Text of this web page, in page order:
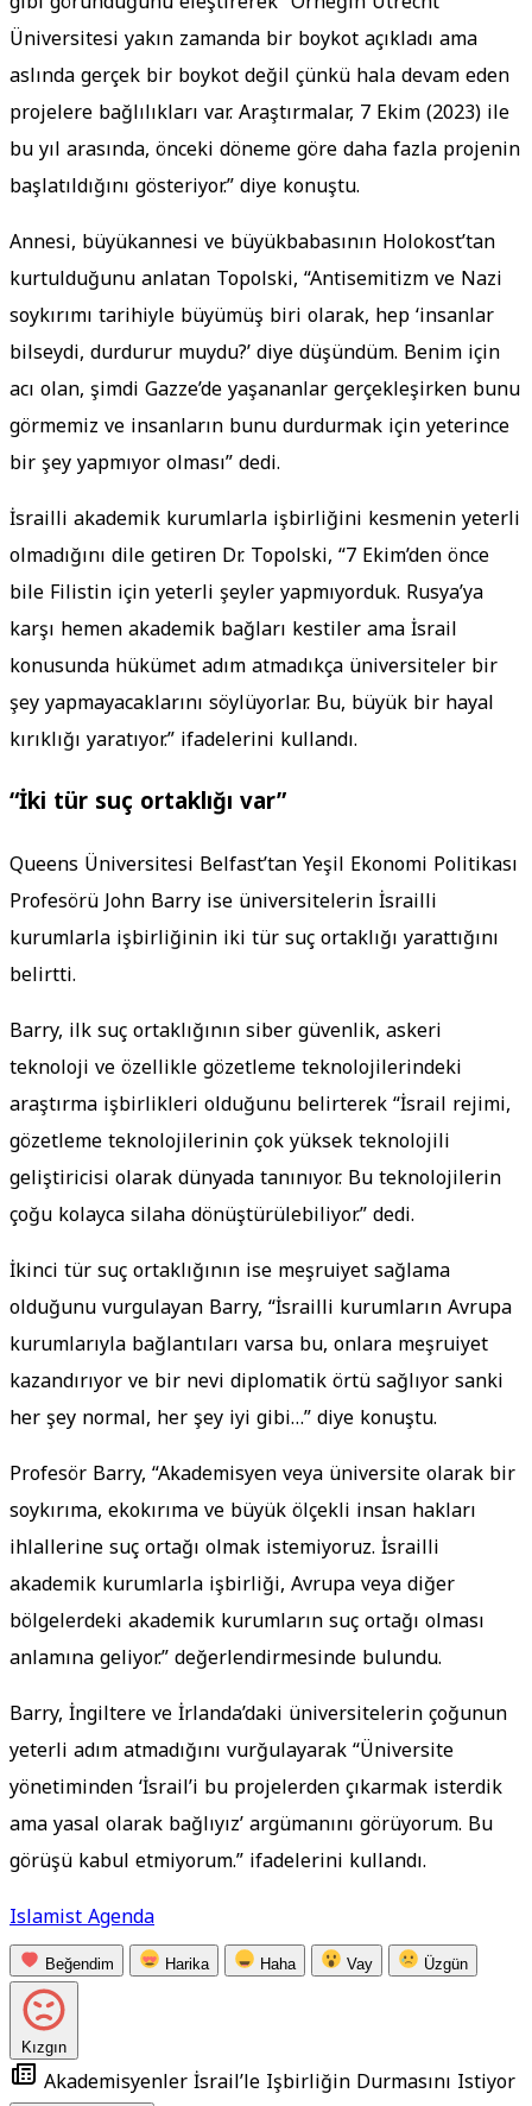
Üniversitesi yakın zamanda bir boykot açıkladı ama
aslında gerçek bir boykot değil çünkü hala devam eden
projelere bağlılıkları var. Araştırmalar, 7 Ekim (2023) ile
bu yıl arasında, önceki döneme göre daha fazla projenin
başlatıldığını gösteriyor.” diye konuştu.
Annesi, büyükannesi ve büyükbabasının Holokost’tan
kurtulduğunu anlatan Topolski, “Antisemitizm ve Nazi
soykırımı tarihiyle büyümüş biri olarak, hep ‘insanlar
bilseydi, durdurur muydu?’ diye düşündüm. Benim için
acı olan, şimdi Gazze’de yaşananlar gerçekleşirken bunu
görmemiz ve insanların bunu durdurmak için yeterince
bir şey yapmıyor olması” dedi.
İsrailli akademik kurumlarla işbirliğini kesmenin yeterli
olmadığını dile getiren Dr. Topolski, “7 Ekim’den önce
bile Filistin için yeterli şeyler yapmıyorduk. Rusya’ya
karşı hemen akademik bağları kestiler ama İsrail
konusunda hükümet adım atmadıkça üniversiteler bir
şey yapmayacaklarını söylüyorlar. Bu, büyük bir hayal
kırıklığı yaratıyor.” ifadelerini kullandı.
“İki tür suç ortaklığı var”
Queens Üniversitesi Belfast’tan Yeşil Ekonomi Politikası
Profesörü John Barry ise üniversitelerin İsrailli
kurumlarla işbirliğinin iki tür suç ortaklığı yarattığını
belirtti.
Barry, ilk suç ortaklığının siber güvenlik, askeri
teknoloji ve özellikle gözetleme teknolojilerindeki
araştırma işbirlikleri olduğunu belirterek “İsrail rejimi,
gözetleme teknolojilerinin çok yüksek teknolojili
geliştiricisi olarak dünyada tanınıyor. Bu teknolojilerin
çoğu kolayca silaha dönüştürülebiliyor.” dedi.
İkinci tür suç ortaklığının ise meşruiyet sağlama
olduğunu vurgulayan Barry, “İsrailli kurumların Avrupa
kurumlarıyla bağlantıları varsa bu, onlara meşruiyet
kazandırıyor ve bir nevi diplomatik örtü sağlıyor sanki
her şey normal, her şey iyi gibi…” diye konuştu.
Profesör Barry, “Akademisyen veya üniversite olarak bir
soykırıma, ekokırıma ve büyük ölçekli insan hakları
ihlallerine suç ortağı olmak istemiyoruz. İsrailli
akademik kurumlarla işbirliği, Avrupa veya diğer
bölgelerdeki akademik kurumların suç ortağı olması
anlamına geliyor.” değerlendirmesinde bulundu.
Barry, İngiltere ve İrlanda’daki üniversitelerin çoğunun
yeterli adım atmadığını vurğulayarak “Üniversite
yönetiminden ‘İsrail’i bu projelerden çıkarmak isterdik
ama yasal olarak bağlıyız’ argümanını görüyorum. Bu
görüşü kabul etmiyorum.” ifadelerini kullandı.
Islamist Agenda
Beğendim Harika Haha Vay Üzgün
Kızgın
Akademisyenler İsrail’le Işbirliğin Durmasını Istiyor